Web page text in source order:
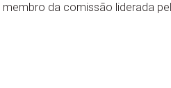
da comissão liderada